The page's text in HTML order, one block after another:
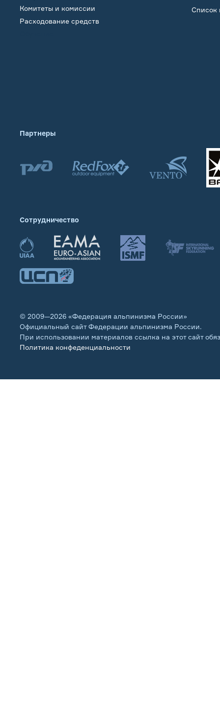
Комитеты и комиссии
Расходование средств
Список
Партнеры
Сотрудничество
© 2009—2026 «Федерация альпинизма России»
Официальный сайт Федерации альпинизма России.
При использовании материалов ссылка на этот сайт
Политика конфеденциальности